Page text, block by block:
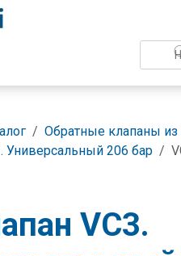
Обратные клапаны
Универсальный 206 бар
VC3.